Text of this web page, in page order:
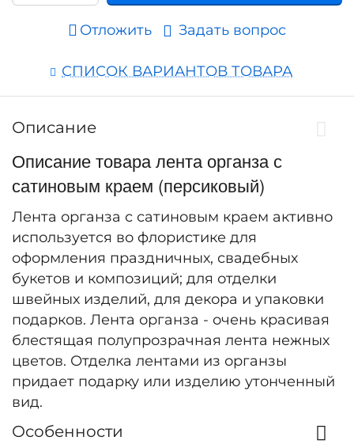
Отложить Задать вопрос
СПИСОК ВАРИАНТОВ ТОВАРА
Описание
Описание товара лента органза с
сатиновым краем (персиковый)
Лента органза с сатиновым краем активно
используется во флористике для
оформления праздничных, свадебных
букетов и композиций; для отделки
швейных изделий, для декора и упаковки
подарков. Лента органза - очень красивая
блестящая полупрозрачная лента нежных
цветов. Отделка лентами из органзы
придает подарку или изделию утонченный
вид.
Особенности